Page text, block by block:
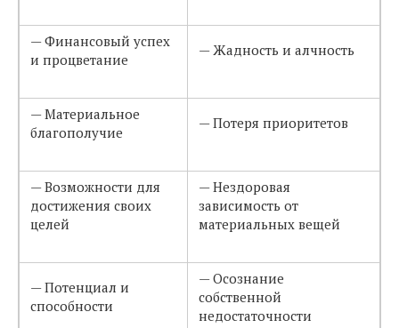
— Финансовый успех
и процветание
— Жадность и алчность
— Материальное
благополучие
— Потеря приоритетов
— Возможности для
достижения своих
целей
— Нездоровая
зависимость от
материальных вещей
— Потенциал и
способности
— Осознание
собственной
недостаточности